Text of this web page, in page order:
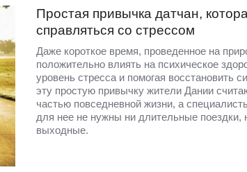
Простая привычка датчан,
справляться со стрессом
Даже короткое время, проведенное на
положительно влиять на психическое
уровень стресса и помогая восстановить
эту простую привычку жители Дании
частью повседневной жизни, а
для нее не нужны ни длительные поездки,
выходные.